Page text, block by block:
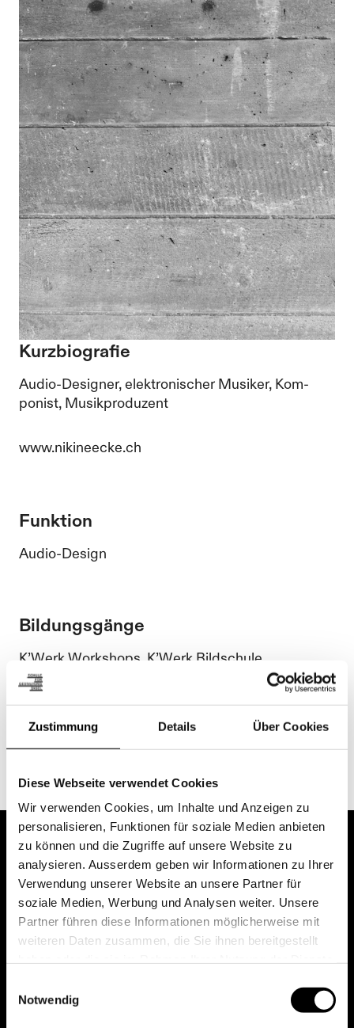
Zustimmung Details Über Cookies
Diese Webseite verwendet Cookies
Wir verwenden Cookies, um Inhalte und Anzeigen zu
personalisieren, Funktionen für soziale Medien anbieten
zu können und die Zugriffe auf unsere Website zu
analysieren. Ausserdem geben wir Informationen zu Ihrer
Verwendung unserer Website an unsere Partner für
soziale Medien, Werbung und Analysen weiter. Unsere
Partner führen diese Informationen möglicherweise mit
weiteren Daten zusammen, die Sie ihnen bereitgestellt
Notwendig
Kurzbiografie
Audio­-Designer, elek­tronischer Musiker, Kom­
ponist, Musikproduzent
www.nikineecke.ch
Funktion
Audio-Design
Bildungsgänge
K’Werk Workshops, K’Werk Bildschule
Kontakt